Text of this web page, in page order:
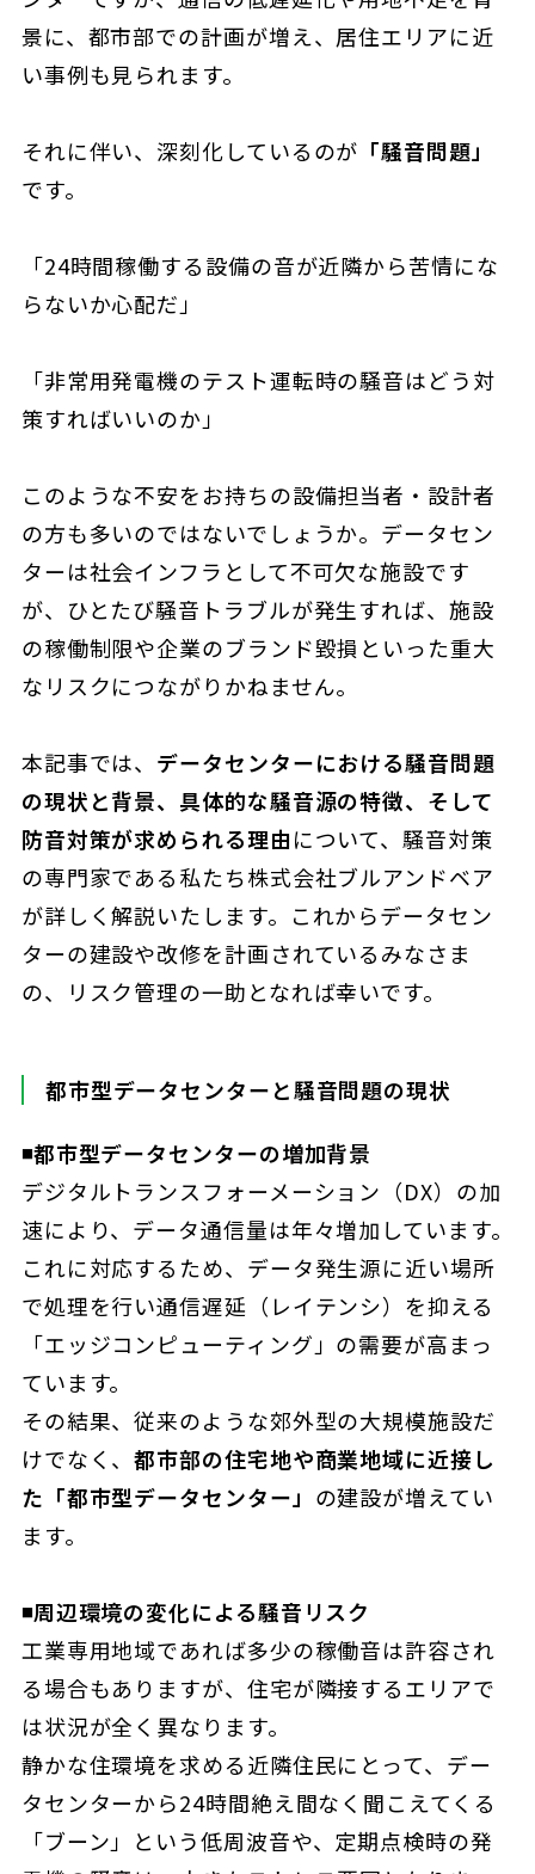
景に、都市部での計画が増え、居住エリアに近
い事例も見られます。
それに伴い、深刻化しているのが 「騒音問題」
です。
「24時間稼働する設備の音が近隣から苦情にな
らないか心配だ」
「非常用発電機のテスト運転時の騒音はどう対
策すればいいのか」
このような不安をお持ちの設備担当者・設計者
の方も多いのではないでしょうか。データセン
ターは社会インフラとして不可欠な施設です
が、ひとたび騒音トラブルが発生すれば、施設
の稼働制限や企業のブランド毀損といった重大
なリスクにつながりかねません。
本記事では、 データセンターにおける騒音問題
の現状と背景、具体的な騒音源の特徴、そして
防音対策が求められる理由について、騒音対策
の専門家である私たち株式会社ブルアンドベア
が詳しく解説いたします。これからデータセン
ターの建設や改修を計画されているみなさま
の、リスク管理の一助となれば幸いです。
都市型データセンターと騒音問題の現状
◾️都市型データセンターの増加背景
デジタルトランスフォーメーション（DX）の加
速により、データ通信量は年々増加しています。
これに対応するため、データ発生源に近い場所
で処理を行い通信遅延（レイテンシ）を抑える
「エッジコンピューティング」の需要が高まっ
ています。
その結果、従来のような郊外型の大規模施設だ
けでなく、都市部の住宅地や商業地域に近接し
た「都市型データセンター」 の建設が増えてい
ます。
◾️周辺環境の変化による騒音リスク
工業専用地域であれば多少の稼働音は許容され
る場合もありますが、住宅が隣接するエリアで
は状況が全く異なります。
静かな住環境を求める近隣住民にとって、デー
タセンターから24時間絶え間なく聞こえてくる
「ブーン」という低周波音や、定期点検時の発